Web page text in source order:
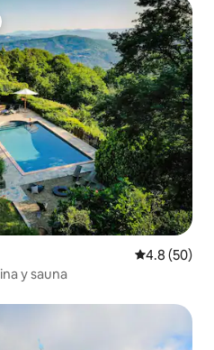
Calificación
4.8 (50)
y sauna